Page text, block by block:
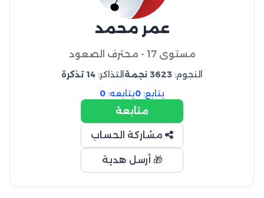
عمر محمد
مستوى 17 - محترف الصعود
النجوم: 3623 نجمة التذاكر: 14 تذكرة
يتابع: 0يتابعه: 0
متابعة
مشاركة الحساب
🎁 أرسل هدية